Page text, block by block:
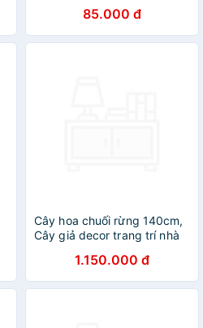
cúc lưới thông thường (Chai
1L màu nước hoàn chỉnh)
nhuộm đổi màu trên 200
85.000 đ
Cây hoa chuối rừng 140cm,
Cây giả decor trang trí nhà
phòng ngủ1.150.000 đ